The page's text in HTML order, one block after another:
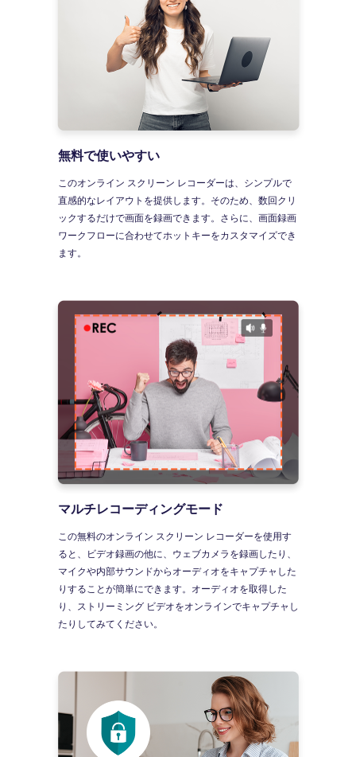
無料で使いやすい
このオンライン スクリーン レコーダーは、シンプルで
直感的なレイアウトを提供します。そのため、数回クリ
ックするだけで画面を録画できます。さらに、画面録画
ワークフローに合わせてホットキーをカスタマイズでき
ます。
マルチレコーディングモード
この無料のオンライン スクリーン レコーダーを使用す
ると、ビデオ録画の他に、ウェブカメラを録画したり、
マイクや内部サウンドからオーディオをキャプチャした
りすることが簡単にできます。オーディオを取得した
り、ストリーミング ビデオをオンラインでキャプチャし
たりしてみてください。